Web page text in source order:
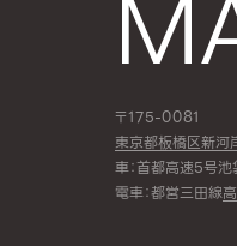
〒175-0081
東京都板橋区新
車：首都高速5号
電車：都営三田線